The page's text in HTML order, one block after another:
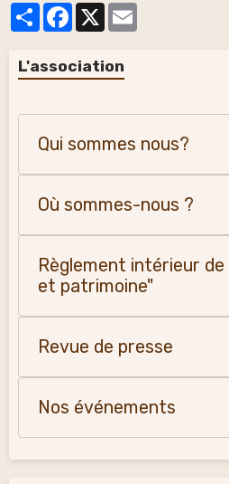
PartagerFacebook
L'association
Qui sommes nous?
Où sommes-nous ?
Règlement intérieur
et patrimoine"
Revue de presse
Nos événements